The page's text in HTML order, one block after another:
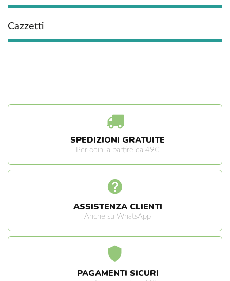
Cazzetti
SPEDIZIONI GRATUITE
Per odini a partire da 49€
ASSISTENZA CLIENTI
Anche su WhatsApp
PAGAMENTI SICURI